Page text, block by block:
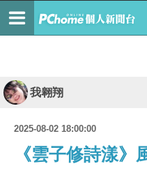
我翱翔
2025-08-02 18:00:00
《雲子修詩漾